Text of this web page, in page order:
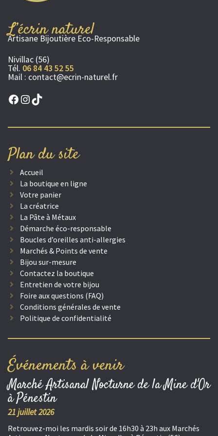
L’écrin naturel
Artisane Bijoutière Eco-Responsable
Nivillac (56)
Tél. 06 84 43 52 55
Mail : contact@ecrin-naturel.fr
Facebook
Instagram
TikTok
Plan du site
Accueil
La boutique en ligne
Votre panier
La créatrice
La Pâte à Métaux
Démarche éco-responsable
Boucles d’oreilles anti-allergies
Marchés & Points de vente
Bijou sur-mesure
Contactez la boutique
Entretien de votre bijou
Foire aux questions (FAQ)
Conditions générales de vente
Politique de confidentialité
Événements à venir
Marché Artisanal Nocturne de la Mine d'Or
à Pénestin
21 juillet 2026
Retrouvez-moi les mardis soir de 16h30 à 23h aux Marchés